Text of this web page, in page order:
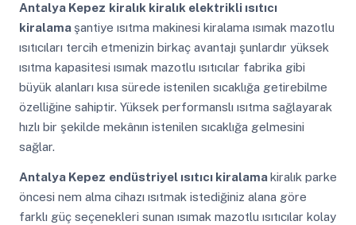
Antalya Kepez kiralık kiralık elektrikli ısıtıcı
kiralama şantiye ısıtma makinesi kiralama ısımak mazotlu
ısıtıcıları tercih etmenizin birkaç avantajı şunlardır yüksek
ısıtma kapasitesi ısımak mazotlu ısıtıcılar fabrika gibi
büyük alanları kısa sürede istenilen sıcaklığa getirebilme
özelliğine sahiptir. Yüksek performanslı ısıtma sağlayarak
hızlı bir şekilde mekânın istenilen sıcaklığa gelmesini
sağlar.
Antalya Kepez endüstriyel ısıtıcı kiralamakiralık parke
öncesi nem alma cihazı ısıtmak istediğiniz alana göre
farklı güç seçenekleri sunan ısımak mazotlu ısıtıcılar kolay